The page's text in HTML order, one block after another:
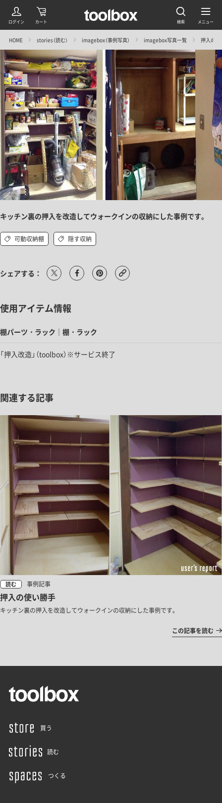
HOME stories（読む） imagebox（事例写真） imagebox写真一覧 押入の使
キッチン裏の押入を改造してウォークインの収納にした事例です。
可動収納棚 隠す収納
シェアする：
使用アイテム情報
棚パーツ・ラック｜棚・ラック
「押入改造」（toolbox）※サービス終了
関連する記事
読む 事例記事
押入の使い勝手
キッチン裏の押入を改造してウォークインの収納にした事例です。
この記事を読む
買う
読む
つくる